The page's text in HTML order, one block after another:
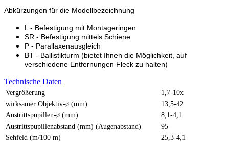
Abkürzungen für die Modellbezeichnung
L - Befestigung mit Montageringen
SR - Befestigung mittels Schiene
P - Parallaxenausgleich
BT - Ballistikturm (bietet Ihnen die Möglichkeit, auf
verschiedene Entfernungen Fleck zu halten)
Technische Daten
Vergrößerung
1,7-10x
wirksamer Objektiv-ø (mm)
13,5-42
Austrittspupillen-ø (mm)
8,1-4,1
Austrittspupillenabstand (mm) (Augenabstand)
95
Sehfeld (m/100 m)
25,3-4,1